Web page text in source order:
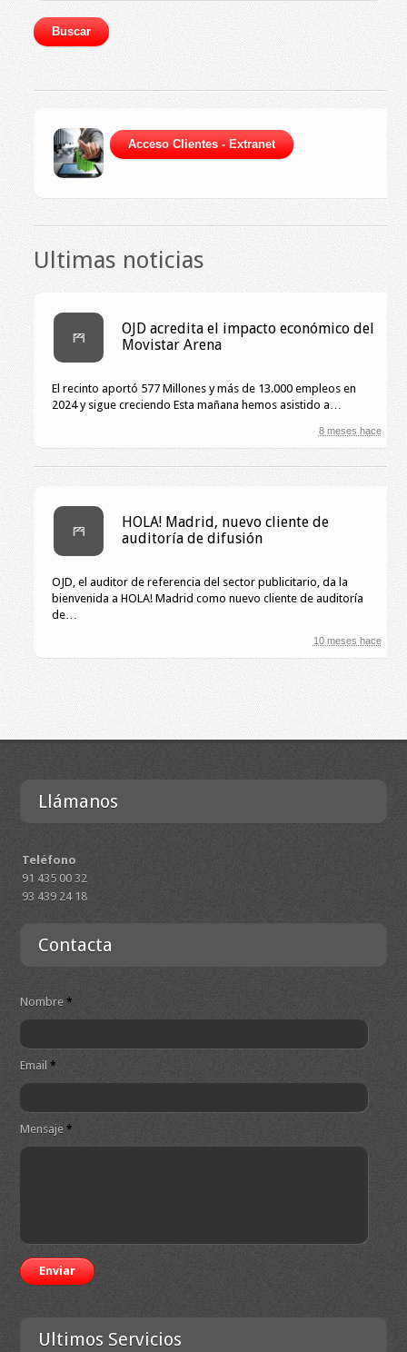
Ultimas noticias
OJD acredita el impacto económico del
Movistar Arena
El recinto aportó 577 Millones y más de 13.000 empleos en
2024 y sigue creciendo Esta mañana hemos asistido a…
8 meses hace
HOLA! Madrid, nuevo cliente de
auditoría de difusión
OJD, el auditor de referencia del sector publicitario, da la
bienvenida a HOLA! Madrid como nuevo cliente de auditoría
de…
10 meses hace
Llámanos
Teléfono
91 435 00 32
93 439 24 18
Contacta
Nombre*
Email*
Mensaje*
Enviar
Ultimos Servicios